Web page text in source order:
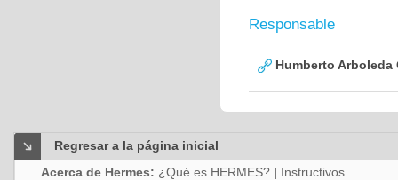
Responsable
Humberto Arboleda
Regresar a la página inicial
Acerca de Hermes: ¿Qué es HERMES? | Instructivos